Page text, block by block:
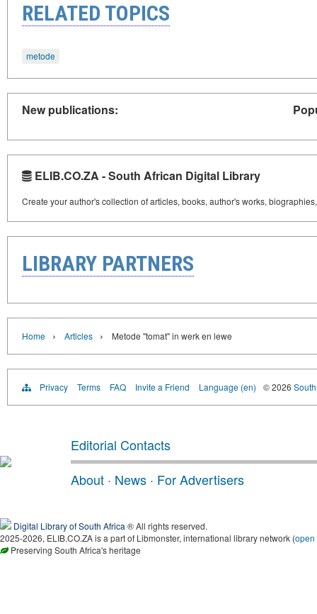
RELATED TOPICS
metode
New publications:
ELIB.CO.ZA - South African Digital Library
Create your author's collection of articles, books, author's works,
LIBRARY PARTNERS
Home › Articles › Metode "tomat" in werk en lewe
Privacy Terms FAQ Invite a Friend Language (en) © 2026
Editorial Contacts
About · News · For Advertisers
Digital Library of South Africa ® All rights reserved.
2025-2026, ELIB.CO.ZA is a part of Libmonster, international library network (open
Preserving South Africa's heritage